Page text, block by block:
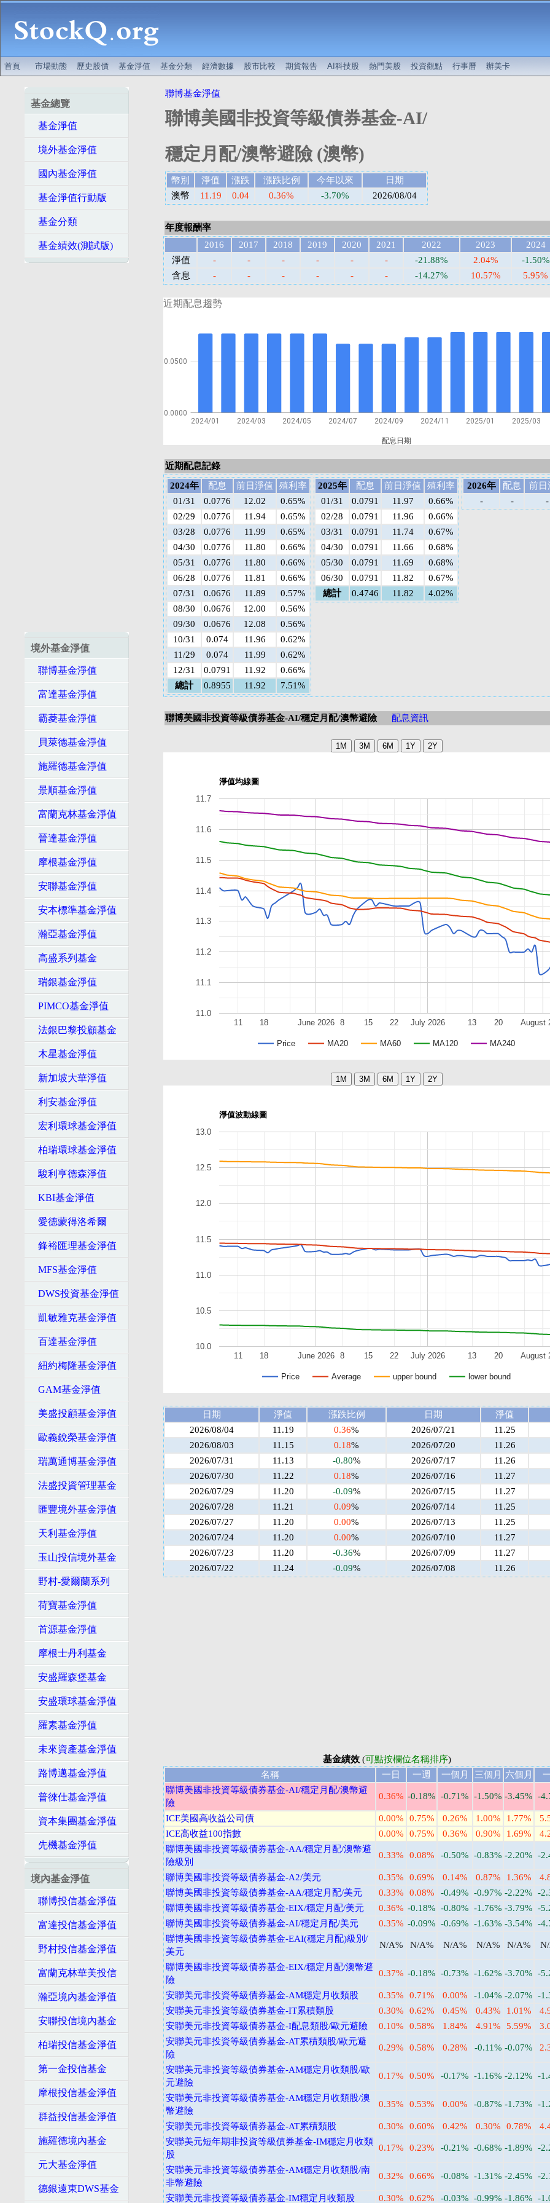
首頁 市場動態 歷史股價 基金淨值 基金分類 經濟數據 股市比較 期貨報告 AI科技股 熱門美股 投資觀點 行事曆 辦美卡
基金總覽
基金淨值
境外基金淨值
國內基金淨值
基金淨值行動版
基金分類
基金績效(測試版)
境外基金淨值
聯博基金淨值
富達基金淨值
霸菱基金淨值
貝萊德基金淨值
施羅德基金淨值
景順基金淨值
富蘭克林基金淨值
晉達基金淨值
摩根基金淨值
安聯基金淨值
安本標準基金淨值
瀚亞基金淨值
高盛系列基金
瑞銀基金淨值
PIMCO基金淨值
法銀巴黎投顧基金
木星基金淨值
新加坡大華淨值
利安基金淨值
宏利環球基金淨值
柏瑞環球基金淨值
駿利亨德森淨值
KBI基金淨值
愛德蒙得洛希爾
鋒裕匯理基金淨值
MFS基金淨值
DWS投資基金淨值
凱敏雅克基金淨值
百達基金淨值
紐約梅隆基金淨值
GAM基金淨值
美盛投顧基金淨值
歐義銳榮基金淨值
瑞萬通博基金淨值
法盛投資管理基金
匯豐境外基金淨值
天利基金淨值
玉山投信境外基金
野村-愛爾蘭系列
荷寶基金淨值
首源基金淨值
摩根士丹利基金
安盛羅森堡基金
安盛環球基金淨值
羅素基金淨值
未來資產基金淨值
路博邁基金淨值
普徠仕基金淨值
資本集團基金淨值
先機基金淨值
境內基金淨值
聯博投信基金淨值
富達投信基金淨值
野村投信基金淨值
富蘭克林華美投信
瀚亞境內基金淨值
安聯投信境內基金
柏瑞投信基金淨值
第一金投信基金
摩根投信基金淨值
群益投信基金淨值
施羅德境內基金
元大基金淨值
德銀遠東DWS基金
聯博基金淨值
聯博美國非投資等級債券基金-AI/
穩定月配/澳幣避險 (澳幣)
幣別 淨值 漲跌 漲跌比例 今年以來
日期
澳幣
11.19 0.04 0.36% -3.70% 2026/08/04
年度報酬率
2016
2017 2018 2019 2020 2021 2022 2023
2024
淨值
- - - - - - -21.88% 2.04%
-1.50%
含息
- - - - - - -14.27% 10.57% 5.95%
近期配息趨勢
2024/01 2024/03 2024/05 2024/07 2024/09 2024/11 2025/01 2025/03
配息日期
0.0000
0.0500
近期配息記錄
2024年
配息 前日淨值
殖利率
01/31
0.0776 12.02
0.65%
02/29
0.0776 11.94
0.65%
03/28
0.0776 11.99
0.65%
04/30
0.0776 11.80
0.66%
05/31
0.0776 11.80
0.66%
06/28
0.0776 11.81
0.66%
07/31
0.0676 11.89
0.57%
08/30
0.0676 12.00
0.56%
09/30
0.0676 12.08
0.56%
10/31
0.074 11.96
0.62%
11/29
0.074 11.99
0.62%
12/31
0.0791 11.92
0.66%
總計
0.8955 11.92 7.51%
2025年 配息 前日淨值
殖利率
01/31
0.0791 11.97
0.66%
02/28
0.0791 11.96
0.66%
03/31
0.0791 11.74
0.67%
04/30
0.0791 11.66
0.68%
05/30
0.0791 11.69
0.68%
06/30
0.0791 11.82
0.67%
總計
0.4746 11.82 4.02%
2026年 配息
前日
-
- -
聯博美國非投資等級債券基金-AI/穩定月配/澳幣避險 配息資訊
淨值均線圖
Price MA20 MA60 MA120 MA240
June 2026 July 2026 August
11 18 8 15 22 13 20
11.0
11.1
11.2
11.3
11.4
11.5
11.6
11.7
淨值波動線圖
Price Average upper bound lower bound
June 2026 July 2026 August
11 18 8 15 22 13 20
10.0
10.5
11.0
11.5
12.0
12.5
13.0
日期 淨值 漲跌比例 日期
淨值
2026/08/04
11.19 0.36% 2026/07/21
11.25
2026/08/03
11.15 0.18% 2026/07/20
11.26
2026/07/31
11.13 -0.80% 2026/07/17
11.26
2026/07/30
11.22 0.18% 2026/07/16
11.27
2026/07/29
11.20 -0.09% 2026/07/15
11.27
2026/07/28
11.21 0.09% 2026/07/14
11.25
2026/07/27
11.20 0.00% 2026/07/13
11.25
2026/07/24
11.20 0.00% 2026/07/10
11.27
2026/07/23
11.20 -0.36% 2026/07/09
11.27
2026/07/22
11.24 -0.09% 2026/07/08 11.26
基金績效(可點按欄位名稱排序)
名稱
一日 一週 一個月 三個月 六個月
聯博美國非投資等級債券基金-AI/穩定月配/澳幣避
險
0.36% -0.18% -0.71% -1.50% -3.45% -
ICE美國高收益公司債 0.00% 0.75% 0.26% 1.00% 1.77%
ICE高收益100指數
0.00% 0.75% 0.36% 0.90% 1.69%
聯博美國非投資等級債券基金-AA/穩定月配/澳幣避
險級別
0.33% 0.08% -0.50% -0.83% -2.20% -
聯博美國非投資等級債券基金-A2/美元 0.35% 0.69% 0.14% 0.87% 1.36%
聯博美國非投資等級債券基金-AA/穩定月配/美元
0.33% 0.08% -0.49% -0.97% -2.22% -
聯博美國非投資等級債券基金-EIX/穩定月配/美元
0.36% -0.18% -0.80% -1.76% -3.79% -
聯博美國非投資等級債券基金-AI/穩定月配/美元
0.35% -0.09% -0.69% -1.63% -3.54% -
聯博美國非投資等級債券基金-EAI(穩定月配)級別/
美元
N/A% N/A% N/A% N/A% N/A%
聯博美國非投資等級債券基金-EIX/穩定月配/澳幣避
險
0.37% -0.18% -0.73% -1.62% -3.70% -
安聯美元非投資等級債券基金-AM穩定月收類股 0.35% 0.71% 0.00% -1.04% -2.07% -
安聯美元非投資等級債券基金-IT累積類股
0.30% 0.62% 0.45% 0.43% 1.01%
安聯美元非投資等級債券基金-I配息類股/歐元避險
0.10% 0.58% 1.84% 4.91% 5.59%
安聯美元非投資等級債券基金-AT累積類股/歐元避
險
0.29% 0.58% 0.28% -0.11% -0.07%
安聯美元非投資等級債券基金-AM穩定月收類股/歐
元避險
0.17% 0.50% -0.17% -1.16% -2.12% -
安聯美元非投資等級債券基金-AM穩定月收類股/澳
幣避險
0.35% 0.53% 0.00% -0.87% -1.73% -
安聯美元非投資等級債券基金-AT累積類股 0.30% 0.60% 0.42% 0.30% 0.78%
安聯美元短年期非投資等級債券基金-IM穩定月收類
股
0.17% 0.23% -0.21% -0.68% -1.89% -
安聯美元非投資等級債券基金-AM穩定月收類股/南
非幣避險
0.32% 0.66% -0.08% -1.31% -2.45% -
安聯美元非投資等級債券基金-IM穩定月收類股 0.30% 0.62% -0.03% -0.99% -1.86% -